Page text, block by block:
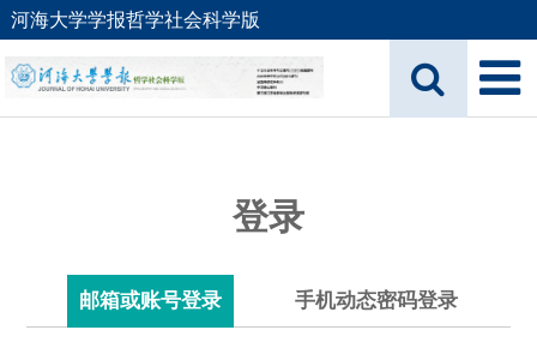
河海大学学报哲学社会科学版
登录
邮箱或账号登录 手机动态密码登录